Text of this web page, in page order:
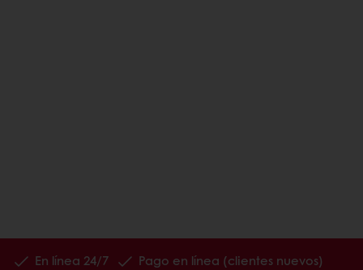
En línea 24/7
Pago en línea (clientes nuevos)